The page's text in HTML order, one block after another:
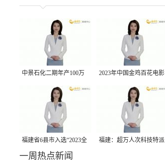
中景石化二期年产100万
吨丙烷脱氢项目建成中交
2023年中国金鸡百花电影
节有福电影巡展31日启动
福建省6县市入选“2023全
国县域发展潜力百强县”
福建：超万人次科技特派
一周热点新闻